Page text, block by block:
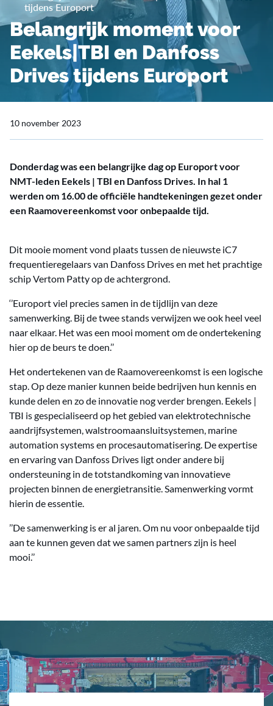
tijdens Europort
Belangrijk moment voor
Eekels|TBI en Danfoss
Drives tijdens Europort
10 november 2023
Donderdag was een belangrijke dag op Europort voor
NMT-leden Eekels | TBI en Danfoss Drives. In hal 1
werden om 16.00 de officiële handtekeningen gezet onder
een Raamovereenkomst voor onbepaalde tijd.
Dit mooie moment vond plaats tussen de nieuwste iC7
frequentieregelaars van Danfoss Drives en met het prachtige
schip Vertom Patty op de achtergrond.
‘’Europort viel precies samen in de tijdlijn van deze
samenwerking. Bij de twee stands verwijzen we ook heel veel
naar elkaar. Het was een mooi moment om de ondertekening
hier op de beurs te doen.’’
Het ondertekenen van de Raamovereenkomst is een logische
stap. Op deze manier kunnen beide bedrijven hun kennis en
kunde delen en zo de innovatie nog verder brengen. Eekels |
TBI is gespecialiseerd op het gebied van elektrotechnische
aandrijfsystemen, walstroomaansluitsystemen, marine
automation systems en procesautomatisering. De expertise
en ervaring van Danfoss Drives ligt onder andere bij
ondersteuning in de totstandkoming van innovatieve
projecten binnen de energietransitie. Samenwerking vormt
hierin de essentie.
’’De samenwerking is er al jaren. Om nu voor onbepaalde tijd
aan te kunnen geven dat we samen partners zijn is heel
mooi.’’